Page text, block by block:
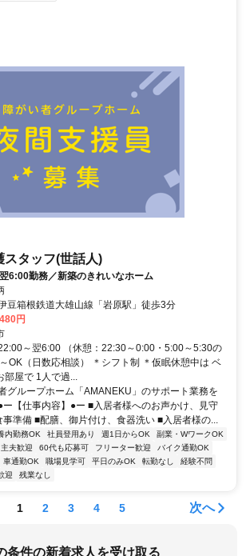
スタッフ(世話人)
6:00勤務／新築のきれいなホーム
豆箱根鉄道大雄山線「岩原駅」徒歩3分
円
～翌6:00 （休憩：22:30～0:00・5:00～5:30の
OK（日数応相談） ＊シフト制 ＊仮眠休憩中は ベ
部屋で 1人で過...
グループホーム「AMANEKU」のサポート業務を
ー【仕事内容】●ー ■入居者様へのお声かけ、見守
事準備 ■配膳、御片付け、食器洗い ■入居者様の...
内勤務OK 社員登用あり 週1日からOK
副業・WワークOK
夫歓迎 60代も応募可 フリーター歓迎
バイク通勤OK
車通勤OK 職場見学可 平日のみOK 転勤なし
経験不問
迎 残業なし
1 2 3 4 5 次へ
条件の新着求人を受け取る